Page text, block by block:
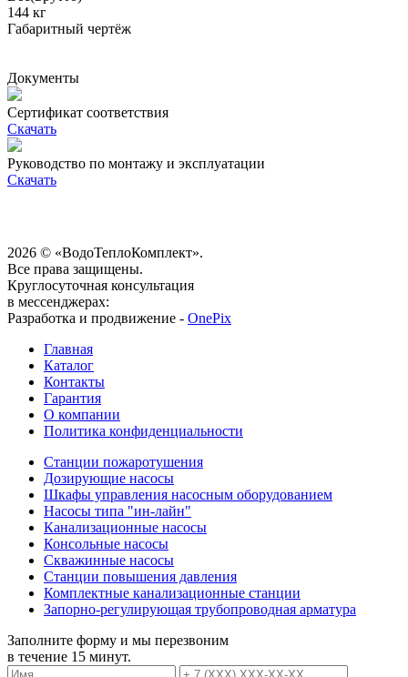
144 кг
Габаритный чертёж
Документы
Сертификат соответствия
Скачать
Руководство по монтажу и эксплуатации
Скачать
2026 © «ВодоТеплоКомплект».
Все права защищены.
Круглосуточная консультация
в мессенджерах:
Разработка и продвижение - OnePix
Главная
Каталог
Контакты
Гарантия
О компании
Политика конфиденциальности
Станции пожаротушения
Дозирующие насосы
Шкафы управления насосным оборудованием
Насосы типа "ин-лайн"
Канализационные насосы
Консольные насосы
Скважинные насосы
Станции повышения давления
Комплектные канализационные станции
Запорно-регулирующая трубопроводная арматура
Заполните форму и мы перезвоним
в течение 15 минут.